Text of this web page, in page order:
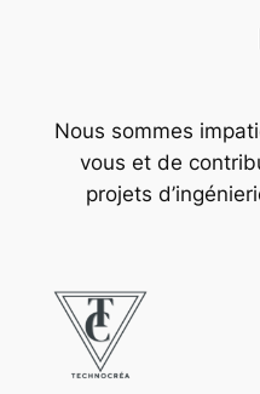
Nous sommes
vous et de
projets